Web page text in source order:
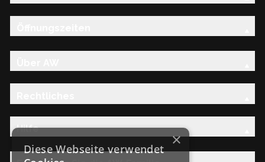
Hilfe
×
Diese Webseite verwendet